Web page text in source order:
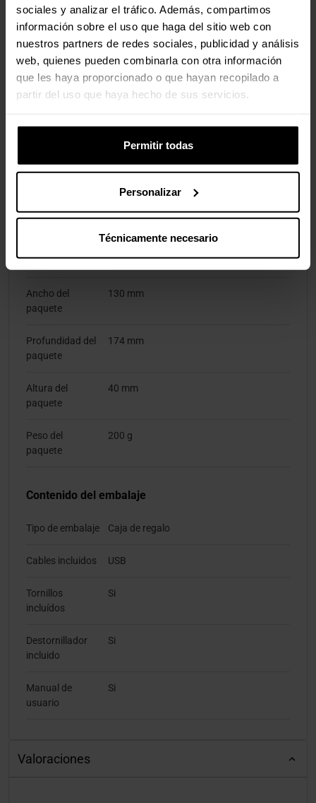
sociales y analizar el tráfico. Además, compartimos
información sobre el uso que haga del sitio web con
nuestros partners de redes sociales, publicidad y análisis
web, quienes pueden combinarla con otra información
que les haya proporcionado o que hayan recopilado a
partir del uso que haya hecho de sus servicios.
Permitir todas
Personalizar
Técnicamente necesario
Mac OS X 10.2 Jaguar, Mac OS X 10.3
Panther, Mac OS X 10.4 Tiger, Mac OS X
10.5 Leopard, Mac OS X 10.6 Snow
Leopard, Mac OS X 10.7 Lion, Mac OS X
Peso y dimensiones
Ancho 77 mm
131 mm
Peso 50 g
Ancho del
paquete
130 mm
Profundidad del
paquete
174 mm
Altura del
paquete
40 mm
Peso del
paquete
200 g
Contenido del embalaje
Tipo de embalaje Caja de regalo
Cables incluidos USB
Tornillos
incluídos
Si
Destornillador
incluido
Si
Manual de
usuario
Si
Valoraciones